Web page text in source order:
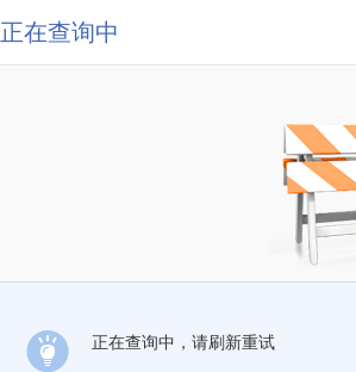
正在查询中
正在查询中，请刷新重试